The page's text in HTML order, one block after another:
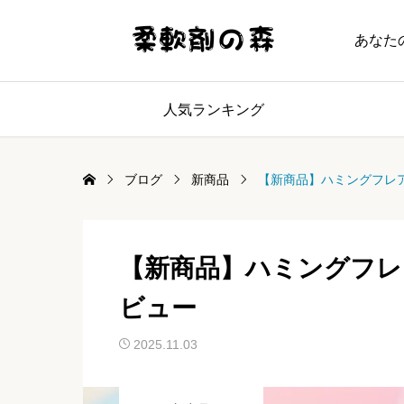
あなた
人気ランキング
ブログ 新商品 【新商品】ハミングフ
【新商品】ハミングフ
ビュー
2025.11.03